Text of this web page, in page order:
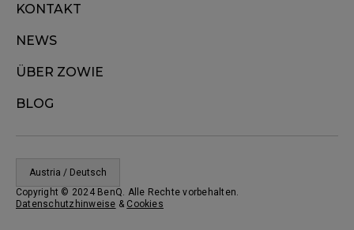
KONTAKT
NEWS
ÜBER ZOWIE
BLOG
Austria / Deutsch
Copyright © 2024 BenQ. Alle Rechte vorbehalten.
Datenschutzhinweise & Cookies